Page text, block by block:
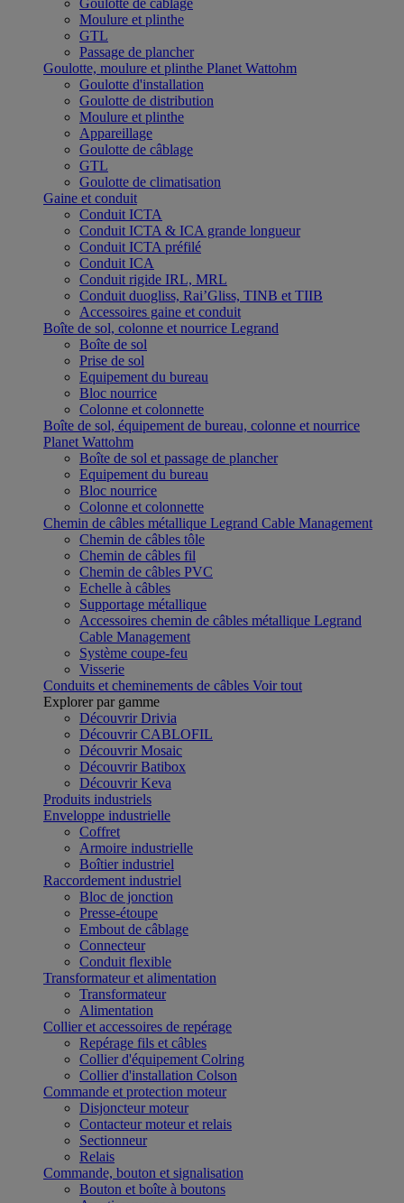
Goulotte de câblage
Moulure et plinthe
GTL
Passage de plancher
Goulotte, moulure et plinthe Planet Wattohm
Goulotte d'installation
Goulotte de distribution
Moulure et plinthe
Appareillage
Goulotte de câblage
GTL
Goulotte de climatisation
Gaine et conduit
Conduit ICTA
Conduit ICTA & ICA grande longueur
Conduit ICTA préfilé
Conduit ICA
Conduit rigide IRL, MRL
Conduit duogliss, Rai’Gliss, TINB et TIIB
Accessoires gaine et conduit
Boîte de sol, colonne et nourrice Legrand
Boîte de sol
Prise de sol
Equipement du bureau
Bloc nourrice
Colonne et colonnette
Boîte de sol, équipement de bureau, colonne et nourrice
Planet Wattohm
Boîte de sol et passage de plancher
Equipement du bureau
Bloc nourrice
Colonne et colonnette
Chemin de câbles métallique Legrand Cable Management
Chemin de câbles tôle
Chemin de câbles fil
Chemin de câbles PVC
Echelle à câbles
Supportage métallique
Accessoires chemin de câbles métallique Legrand
Cable Management
Système coupe-feu
Visserie
Conduits et cheminements de câbles Voir tout
Explorer par gamme
Découvrir Drivia
Découvrir CABLOFIL
Découvrir Mosaic
Découvrir Batibox
Découvrir Keva
Produits industriels
Enveloppe industrielle
Coffret
Armoire industrielle
Boîtier industriel
Raccordement industriel
Bloc de jonction
Presse-étoupe
Embout de câblage
Connecteur
Conduit flexible
Transformateur et alimentation
Transformateur
Alimentation
Collier et accessoires de repérage
Repérage fils et câbles
Collier d'équipement Colring
Collier d'installation Colson
Commande et protection moteur
Disjoncteur moteur
Contacteur moteur et relais
Sectionneur
Relais
Commande, bouton et signalisation
Bouton et boîte à boutons